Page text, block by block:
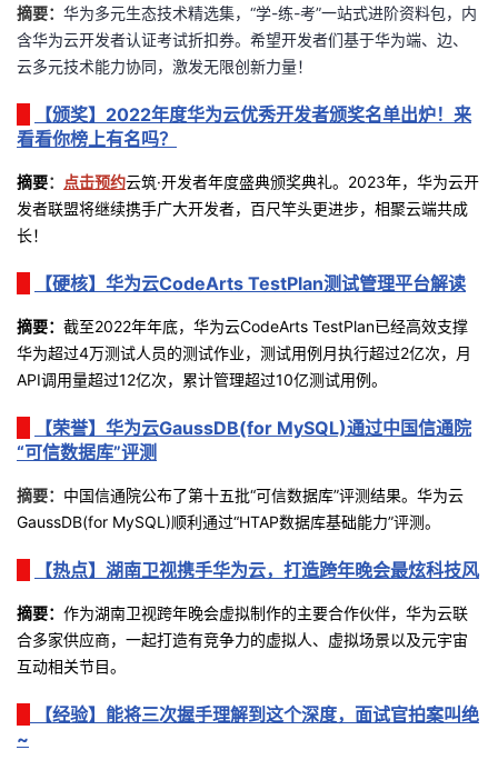
的
客
我
论
坛
的
圈
我
的
我
动
关
的
开
发
者
学
堂
我
的
Programs
的
支
持
我
的
我
摘要： 华为多元生态技术精选集， “学-练-考”一站式进阶资料包，内
含华为云开发者认证考试折扣券。希望开发者们基于华为端、边、
云多元技术能力协同，激发无限创新力量！
【颁奖】2022年度华为云优秀开发者颁奖名单出炉！来
看看你榜上有名吗？
摘要： 点击预约云筑·开发者年度盛典颁奖典礼。 2023年，华为云开
发者联盟将继续携手广大开发者， 百尺竿头更进步，相聚云端共成
长！
【硬核】华为云CodeArts TestPlan测试管理平台解读
摘要： 截至2022年年底，华为云CodeArts TestPlan已经高效支撑
华为超过4万测试人员的测试作业，测试用例月执行超过2亿次，月
API调用量超过12亿次，累计管理超过10亿测试用例。
【荣誉】华为云GaussDB(for MySQL)通过中国信通院
“可信数据库”评测
摘要： 中国信通院公布了第十五批“可信数据库”评测结果。华为云
GaussDB(for MySQL)顺利通过“HTAP数据库基础能力”评测。
【热点】湖南卫视携手华为云，打造跨年晚会最炫科技风
摘要： 作为湖南卫视跨年晚会虚拟制作的主要合作伙伴，华为云联
合多家供应商，一起打造有竞争力的虚拟人、虚拟场景以及元宇宙
互动相关节目。
【经验】能将三次握手理解到这个深度，面试官拍案叫绝
~